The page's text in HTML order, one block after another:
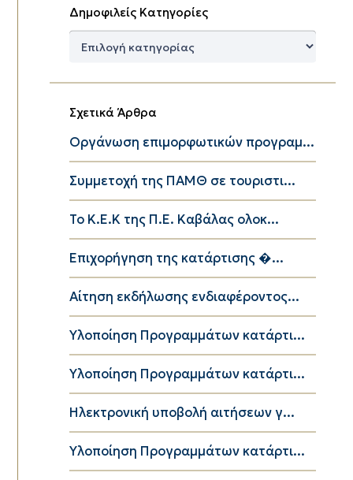
Δημοφιλείς Κατηγορίες
Δημοφιλείς
Σχετικά Άρθρα
Οργάνωση επιμορφωτικών προγραμ...
Συμμετοχή της ΠΑΜΘ σε τουριστι...
Το K.E.K της Π.Ε. Καβάλας ολοκ...
Επιχορήγηση της κατάρτισης �...
Αίτηση εκδήλωσης ενδιαφέροντος...
Υλοποίηση Προγραμμάτων κατάρτι...
Υλοποίηση Προγραμμάτων κατάρτι...
Ηλεκτρονική υποβολή αιτήσεων γ...
Υλοποίηση Προγραμμάτων κατάρτι...